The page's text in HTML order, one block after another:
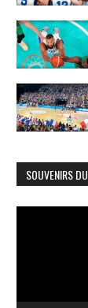
SOUVENIRS